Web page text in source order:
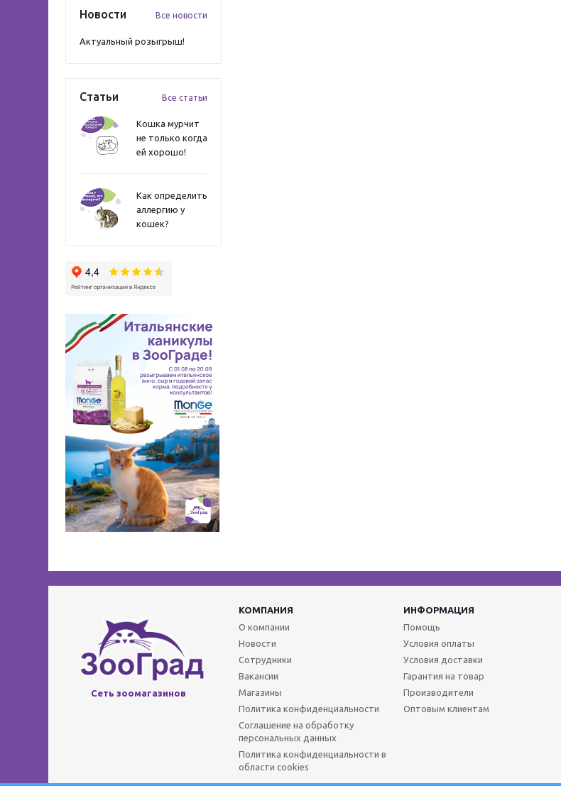
Новости Все новости
Актуальный розыгрыш!
Статьи Все статьи
Кошка мурчит
не только когда
ей хорошо!
Как определить
аллергию у
кошек?
Сеть зоомагазинов
КОМПАНИЯ ИНФОРМАЦИЯ
О компании
Новости
Сотрудники
Вакансии
Магазины
Политика конфиденциальности
Соглашение на обработку
персональных данных
Политика конфиденциальности в
области cookies
Помощь
Условия оплаты
Условия доставки
Гарантия на товар
Производители
Оптовым клиентам